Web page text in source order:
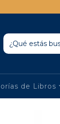
de Libros